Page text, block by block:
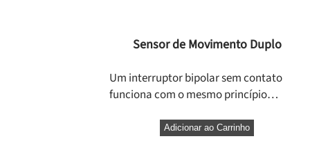
Sensor de Movimento Duplo
Um interruptor bipolar sem contato
funciona com o mesmo princípio…
Adicionar ao Carrinho